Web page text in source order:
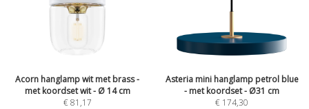
Acorn hanglamp wit met brass -
met koordset wit - Ø 14 cm
€81,17
Asteria mini hanglamp petrol blue
- met koordset - Ø31 cm
€ 174,30